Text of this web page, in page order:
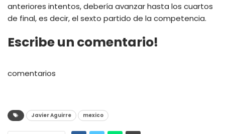
anteriores intentos, debería avanzar hasta los cuartos
de final, es decir, el sexto partido de la competencia.
Escribe un comentario!
comentarios
Javier Aguirre mexico